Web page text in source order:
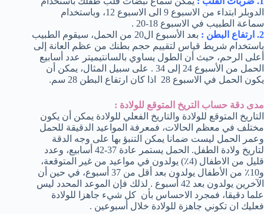
الدوبلر ابتداء من الاسبوع 9 الى الاسبوع 12، وباستخدام
سماعة الطبيب في الاسبوع 18-20 .
2. ارتفاع البطن :
بعد الأسبوع ال20 من الحمل، سيقوم الطبيب
باستخدام شريط قياس لتقييم حجم بطنك من عظم العانة إلى
أعلى الرحم، حيث أن الطول يساوي بالسانتيميتر عدد أسابيع
الحمل من الأسبوع 24 إلى 34 . على سبيل المثال، يمكن أن
يكون الحمل في الاسبوع 28 اذا كان ارتفاع البطن 28 سم.
مدى دقة حساب التريخ المتوقع للولادة :
التاريخ المتوقع للولادة والتاريخ الفعلي للولادة يمكن أن يكون
مختلف في معظم الحالات، فمعرفة المواعيد الدقيقة للحمل
وعمر الحمل ليست ضمانا يمكن التنبؤ بها على وجه الدقة
لتاريخ ولادة الطفل. الحمل يستمر عادة 37-42 أسابيع، وعدد
قليل من الاطفال (4٪) يولدون في مواعيد من غير المتوقعة،
و10٪ من الأطفال يولدون بعد أقل من 37 أسبوع، في حين أن
الآخرين يولدون بعد 42 أسبوع . لذلك فإن الموعد المحدد ليس
علما دقيقا، فمجرد الاحساس بأن كل شيء جاهزا للولادة
فعليك ان تكوني جاهزة للولادة خلال أسبوعين .